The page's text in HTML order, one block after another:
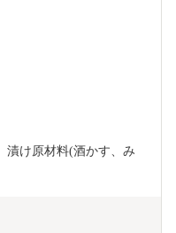
漬け原材料(酒かす、み